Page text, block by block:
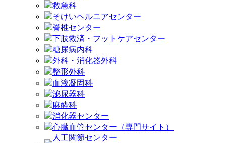
救急科
そけいヘルニアセンター
脊椎センター
下肢救済・フットケアセンター
糖尿病内科
外科・消化器外科
整形外科
血液凝固科
泌尿器科
麻酔科
消化器センター
心臓血管センター（専門サイト）
人工関節センター